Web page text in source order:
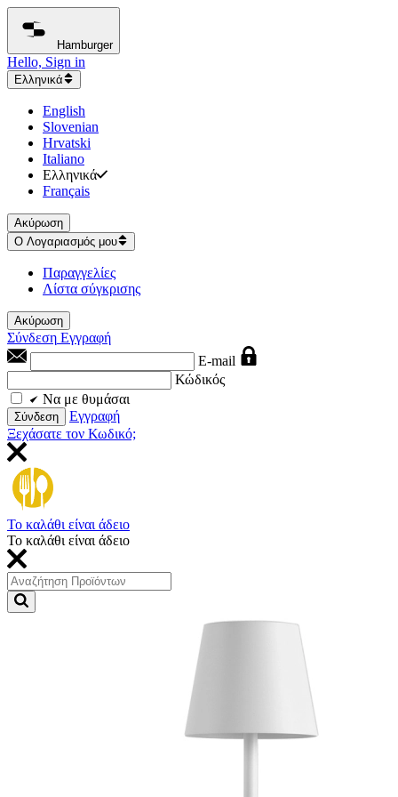
Hamburger
Hello, Sign in
Ελληνικά
English
Slovenian
Hrvatski
Italiano
Ελληνικά
Français
Ακύρωση
Ο Λογαριασμός μου
Παραγγελίες
Λίστα σύγκρισης
Ακύρωση
Σύνδεση Εγγραφή
E-mail
Κώδικός
Να με θυμάσαι
Σύνδεση
Εγγραφή
Ξεχάσατε τον Κωδικό;
Το καλάθι είναι άδειο
Το καλάθι είναι άδειο